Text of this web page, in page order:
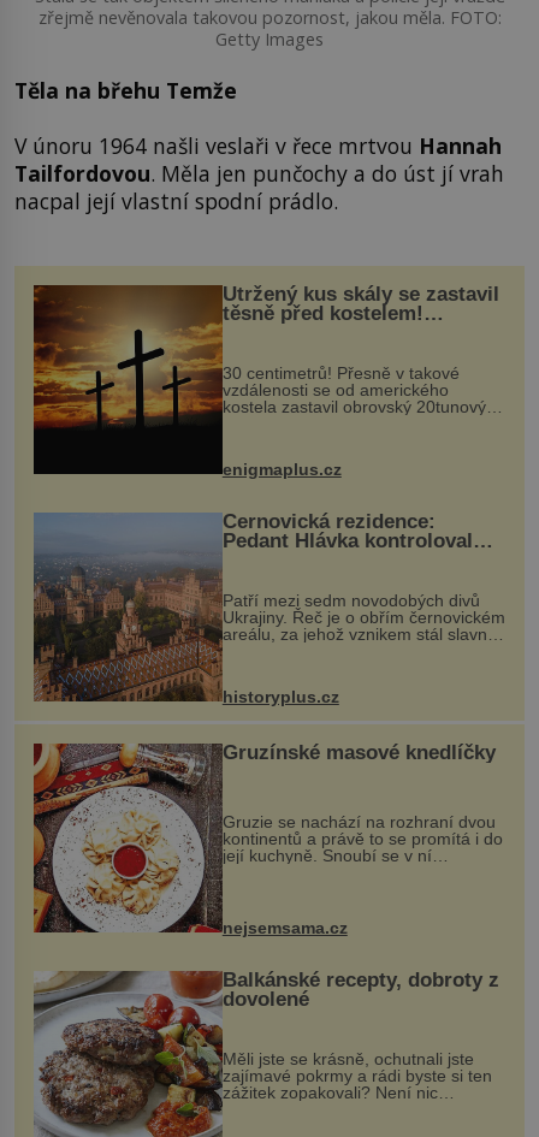
zřejmě nevěnovala takovou pozornost, jakou měla. FOTO:
Getty Images
Těla na břehu Temže
V únoru 1964 našli veslaři v řece mrtvou Hannah
Tailfordovou. Měla jen punčochy a do úst jí vrah
nacpal její vlastní spodní prádlo.
Utržený kus skály se zastavil
těsně před kostelem!
Ochránila ho boží síla?
30 centimetrů! Přesně v takové
vzdálenosti se od amerického
kostela zastavil obrovský 20tunový
...
enigmaplus.cz
Černovická rezidence:
Pedant Hlávka kontroloval
Patří mezi sedm novodobých divů
Ukrajiny. Řeč je o obřím černovickém
areálu, za jehož vznikem stál slavný
český architekt Josef Hlávka. Ten si
na něm dal mimořádně záležet. Jeho
historyplus.cz
Gruzínské masové knedlíčky
Gruzie se nachází na rozhraní dvou
kontinentů a právě to se promítá i do
její kuchyně. Snoubí se v ní
evropské a asijské chutě a díky tomu
pokrmy, které rozhodně st...
nejsemsama.cz
Balkánské recepty, dobroty z
dovolené
Měli jste se krásně, ochutnali jste
zajímavé pokrmy a rádi byste si ten
zážitek zopakovali? Není nic
snazšího. Pljeskavica (10 porcí)
Možná jste ji ochutnali na dovolené v